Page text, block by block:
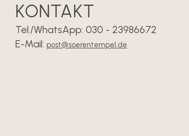
KONTAKT
Tel./WhatsApp: 030 - 23986672
E-Mail: post@soerentempel.de